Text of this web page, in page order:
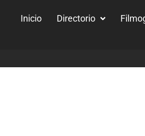
Inicio Directorio